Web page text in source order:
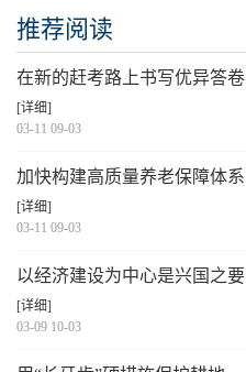
推荐阅读
在新的赶考路上书写优异答卷
[详细]
03-11 09-03
加快构建高质量养老保障体系
[详细]
03-11 09-03
以经济建设为中心是兴国之要
[详细]
03-09 10-03